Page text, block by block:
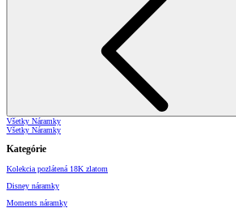
Všetky Náramky
Všetky Náramky
Kategórie
Kolekcia pozlátená 18K zlatom
Disney náramky
Moments náramky